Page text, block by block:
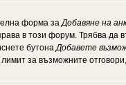
форма заДобавяне на
в този форум. Трябва да
бутонаДобавете
за възможните